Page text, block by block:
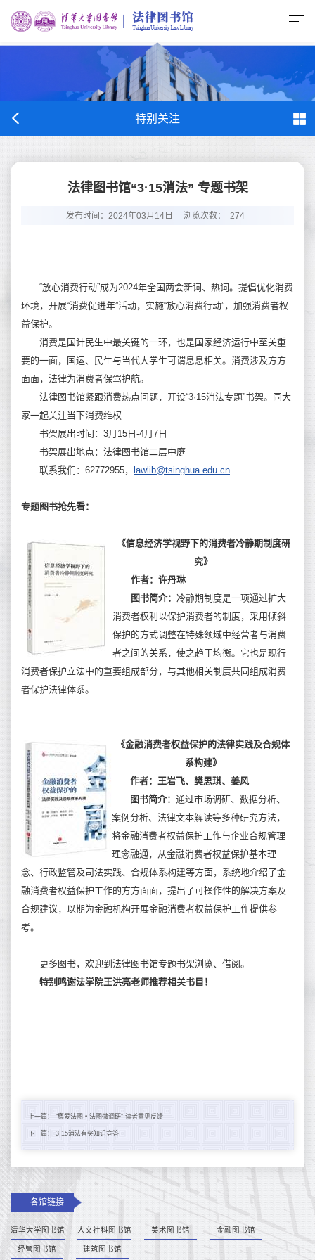
特别关注
法律图书馆“3·15消法” 专题书架
发布时间：2024年03月14日 浏览次数： 274
“放心消费行动”成为2024年全国两会新词、热词。提倡优化消费
环境，开展“消费促进年”活动，实施“放心消费行动”，加强消费者权
益保护。
消费是国计民生中最关键的一环，也是国家经济运行中至关重
要的一面，国运、民生与当代大学生可谓息息相关。消费涉及方方
面面，法律为消费者保驾护航。
法律图书馆紧跟消费热点问题，开设“3·15消法专题”书架。同大
家一起关注当下消费维权……
书架展出时间：3月15日-4月7日
书架展出地点：法律图书馆二层中庭
联系我们：62772955，
lawlib@tsinghua.edu.cn
专题图书抢先看：
《信息经济学视野下的消费者冷静期制度研
究》
作者：许丹琳
图书简介： 冷静期制度是一项通过扩大
消费者权利以保护消费者的制度，采用倾斜
保护的方式调整在特殊领域中经营者与消费
者之间的关系，使之趋于均衡。它也是现行
消费者保护立法中的重要组成部分，与其他相关制度共同组成消费
者保护法律体系。
《金融消费者权益保护的法律实践及合规体
系构建》
作者：王岩飞、樊思琪、姜风
图书简介： 通过市场调研、数据分析、
案例分析、法律文本解读等多种研究方法，
将金融消费者权益保护工作与企业合规管理
理念融通，从金融消费者权益保护基本理
念、行政监管及司法实践、合规体系构建等方面，系统地介绍了金
融消费者权益保护工作的方方面面，提出了可操作性的解决方案及
合规建议，以期为金融机构开展金融消费者权益保护工作提供参
考。
更多图书，欢迎到法律图书馆专题书架浏览、借阅。
特别鸣谢法学院王洪亮老师推荐相关书目！
上一篇： “廌爱法图 • 法图微调研” 读者意见反馈
下一篇： 3·15消法有奖知识竞答
各馆链接
清华大学图书馆 人文社科图书馆 美术图书馆 金融图书馆
经管图书馆 建筑图书馆